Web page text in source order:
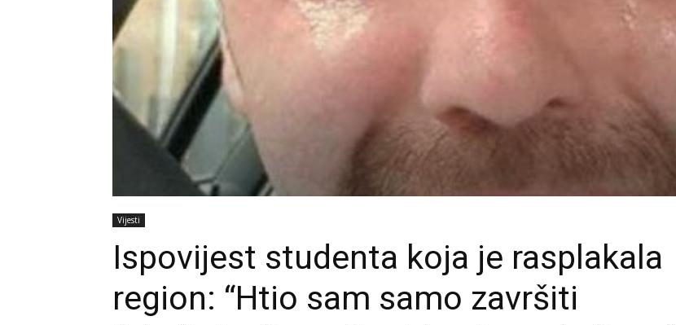
Vijesti
Ispovijest studenta koja je rasplakala
region: “Htio sam samo završiti